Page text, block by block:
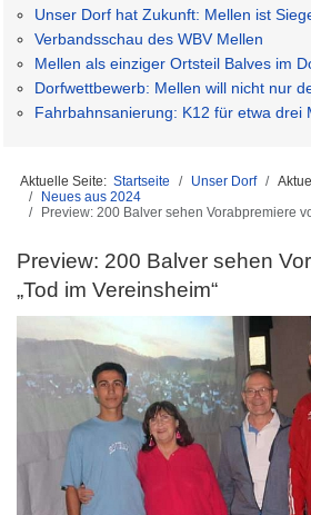
Unser Dorf hat Zukunft: Mellen ist
Verbandsschau des WBV Mellen
Mellen als einziger Ortsteil Balves im
Dorfwettbewerb: Mellen will nicht nur
Fahrbahnsanierung: K12 für etwa drei
Aktuelle Seite: Startseite Unser Dorf
Neues aus 2024
Preview: 200 Balver sehen Vorabpremiere
Preview: 200 Balver sehen
„Tod im Vereinsheim“